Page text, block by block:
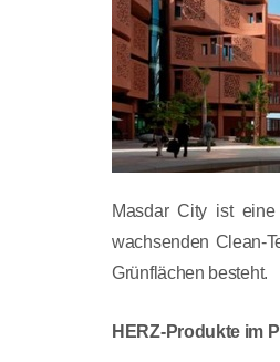
Masdar City ist
wachsenden Clean-
Grünflächen besteht.
HERZ-Produkte im